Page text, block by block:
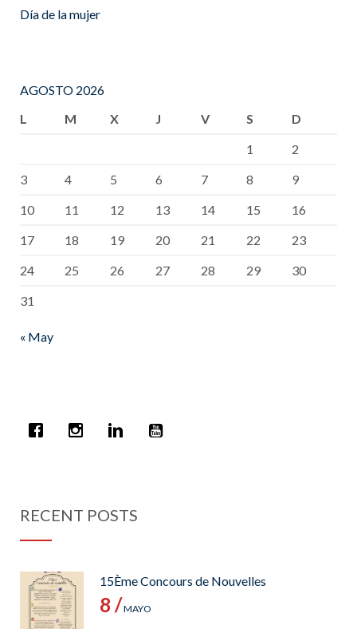
Día de la mujer
AGOSTO 2026
L
M X J V S
D
1
2
3
4 5 6 7 8
9
10
11 12 13 14 15
16
17
18 19 20 21 22
23
24
25 26 27 28 29
30
31
« May
RECENT POSTS
15Ème Concours de Nouvelles
8 /MAYO